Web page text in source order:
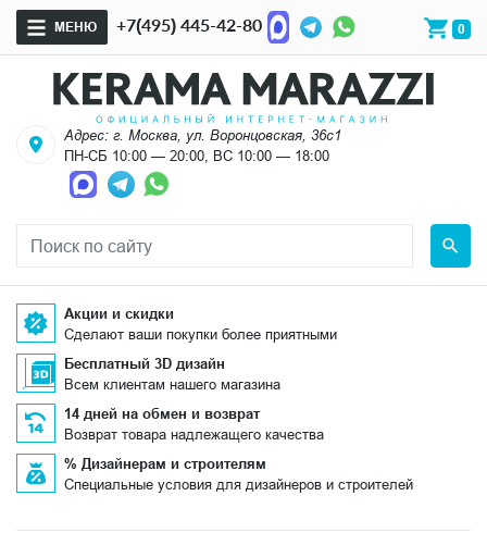
МЕНЮ +7(495) 445-42-80 0
Адрес: г. Москва, ул. Воронцовская, 36с1
ПН-СБ 10:00 — 20:00, ВС 10:00 — 18:00
Акции и скидки
Сделают ваши покупки более приятными
Бесплатный 3D дизайн
Всем клиентам нашего магазина
14 дней на обмен и возврат
Возврат товара надлежащего качества
% Дизайнерам и строителям
Специальные условия для дизайнеров и строителей